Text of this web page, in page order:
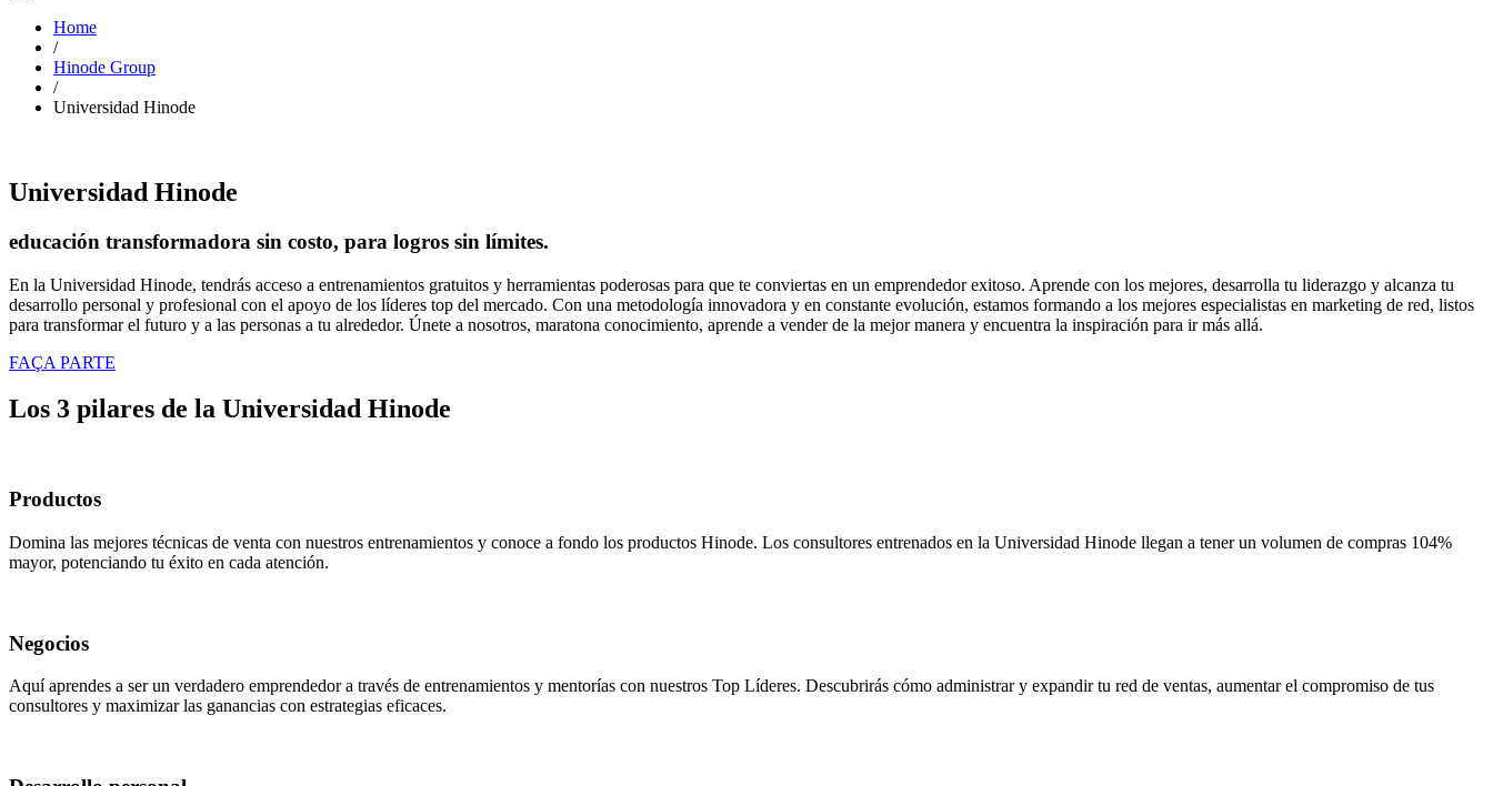
Home
/
Hinode Group
/
Universidad Hinode
Universidad Hinode
educación transformadora sin costo, para logros sin límites.
En la Universidad Hinode, tendrás acceso a entrenamientos gratuitos y herramientas poderosas para que te conviertas en un emprendedor exitoso. Aprende con los mejores, desarrolla tu liderazgo y alcanza tu
desarrollo personal y profesional con el apoyo de los líderes top del mercado. Con una metodología innovadora y en constante evolución, estamos formando a los mejores especialistas en marketing de red, listos
para transformar el futuro y a las personas a tu alrededor. Únete a nosotros, maratona conocimiento, aprende a vender de la mejor manera y encuentra la inspiración para ir más allá.
FAÇA PARTE
Los 3 pilares de la Universidad Hinode
Productos
Domina las mejores técnicas de venta con nuestros entrenamientos y conoce a fondo los productos Hinode. Los consultores entrenados en la Universidad Hinode llegan a tener un volumen de compras 104%
mayor, potenciando tu éxito en cada atención.
Negocios
Aquí aprendes a ser un verdadero emprendedor a través de entrenamientos y mentorías con nuestros Top Líderes. Descubrirás cómo administrar y expandir tu red de ventas, aumentar el compromiso de tus
consultores y maximizar las ganancias con estrategias eficaces.